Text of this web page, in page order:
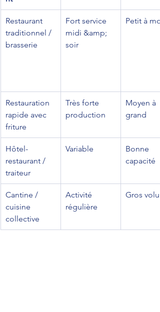
Restaurant
traditionnel /
brasserie
Fort service
midi &amp;
soir
Petit à
Restauration
rapide avec
friture
Très forte
production
Moyen à
grand
Hôtel-
restaurant /
traiteur
Variable
Bonne
capacité
Cantine /
cuisine
collective
Activité
régulière
Gros